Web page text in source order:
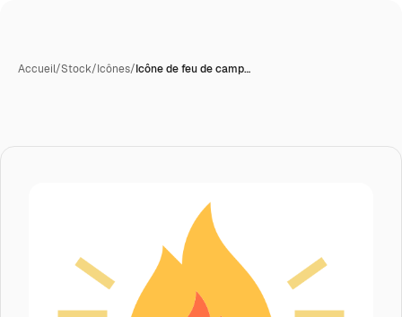
Accueil/Stock/Icônes/Icône de feu de camp…